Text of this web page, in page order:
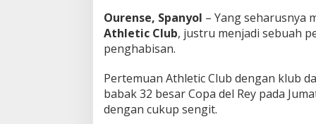
a
r
M
j
a
d
i
Ourense, Spanyol – Yang seharusnya
Athletic Club, justru menjadi sebuah
penghabisan.
Pertemuan Athletic Club dengan klub
babak 32 besar Copa del Rey pada
dengan cukup sengit.